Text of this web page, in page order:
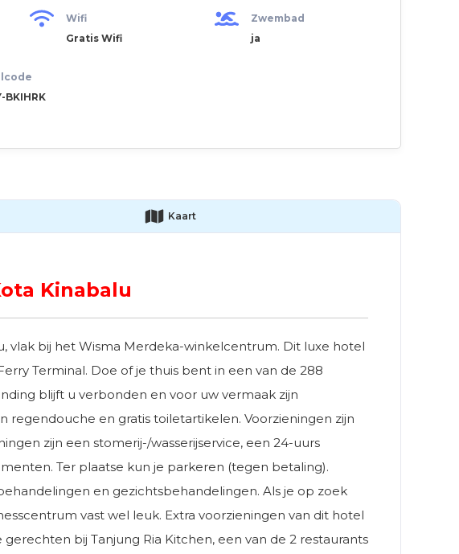
Wifi
Gratis Wifi
Zwembad
ja
BKIHRK
Kaart
Kinabalu
vlak bij het Wisma Merdeka-winkelcentrum. Dit luxe hotel
Terminal. Doe of je thuis bent in een van de 288
blijft u verbonden en voor uw vermaak zijn
en gratis toiletartikelen. Voorzieningen zijn
zijn een stomerij-/wasserijservice, een 24-uurs
Ter plaatse kun je parkeren (tegen betaling).
en gezichtsbehandelingen. Als je op zoek
vast wel leuk. Extra voorzieningen van dit hotel
bij Tanjung Ria Kitchen, een van de 2 restaurants